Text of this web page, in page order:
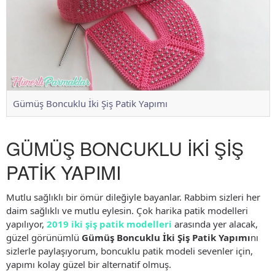
Gümüş Boncuklu İki Şiş Patik Yapımı
GÜMÜŞ BONCUKLU İKİ ŞİŞ
PATİK YAPIMI
Mutlu sağlıklı bir ömür dileğiyle bayanlar. Rabbim sizleri her
daim sağlıklı ve mutlu eylesin. Çok harika patik modelleri
yapılıyor, 2019 iki şiş patik modelleri arasında yer alacak,
güzel görünümlü Gümüş Boncuklu İki Şiş Patik Yapımını
sizlerle paylaşıyorum, boncuklu patik modeli sevenler için,
yapımı kolay güzel bir alternatif olmuş.